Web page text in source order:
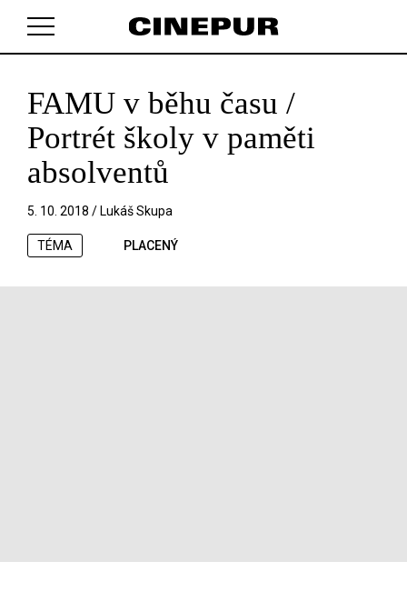
V košíku zatím nemáte žádné položky.
FAMU v běhu času /
Portrét školy v paměti
absolventů
5. 10. 2018 / Lukáš Skupa
TÉMA PLACENÝ